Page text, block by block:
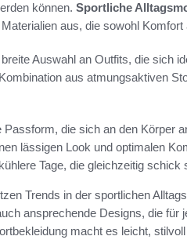
können. Sportliche
aus, die sowohl Komfort
Auswahl an Outfits, die sich
aus atmungsaktiven
Passform, die sich an den Körper
lässigen Look und optimalen
Tage, die gleichzeitig schick
Trends in der sportlichen
ansprechende Designs, die für
macht es leicht,